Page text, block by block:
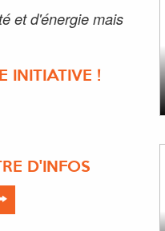
et d'énergie mais
INITIATIVE !
D'INFOS